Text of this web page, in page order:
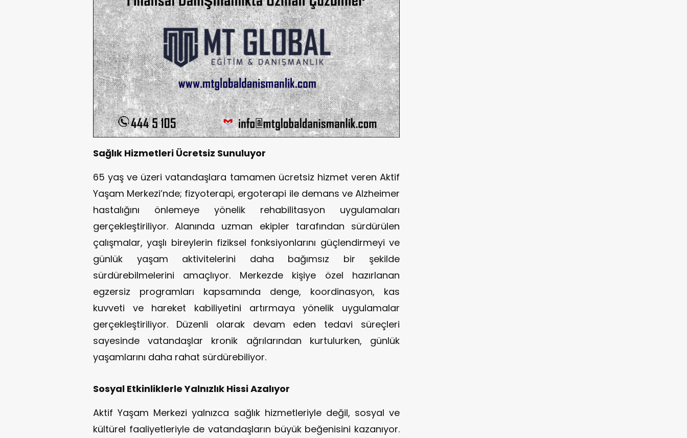
Sağlık Hizmetleri Ücretsiz Sunuluyor
65 yaş ve üzeri vatandaşlara tamamen ücretsiz hizmet veren Aktif
Yaşam Merkezi’nde; fizyoterapi, ergoterapi ile demans ve Alzheimer
hastalığını önlemeye yönelik rehabilitasyon uygulamaları
gerçekleştiriliyor. Alanında uzman ekipler tarafından sürdürülen
çalışmalar, yaşlı bireylerin fiziksel fonksiyonlarını güçlendirmeyi ve
günlük yaşam aktivitelerini daha bağımsız bir şekilde
sürdürebilmelerini amaçlıyor. Merkezde kişiye özel hazırlanan
egzersiz programları kapsamında denge, koordinasyon, kas
kuvveti ve hareket kabiliyetini artırmaya yönelik uygulamalar
gerçekleştiriliyor. Düzenli olarak devam eden tedavi süreçleri
sayesinde vatandaşlar kronik ağrılarından kurtulurken, günlük
yaşamlarını daha rahat sürdürebiliyor.
Sosyal Etkinliklerle Yalnızlık Hissi Azalıyor
Aktif Yaşam Merkezi yalnızca sağlık hizmetleriyle değil, sosyal ve
kültürel faaliyetleriyle de vatandaşların büyük beğenisini kazanıyor.